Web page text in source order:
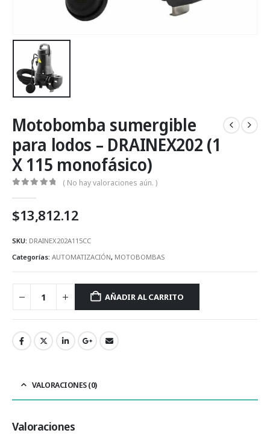
Motobomba sumergible
para lodos – DRAINEX202 (1
X 115 monofásico)
( No hay valoraciones aún. )
$13,812.12
SKU: DRAINEX202A115CC
Categorías: AUTOMATIZACIÓN, MOTOBOMBAS
AÑADIR AL CARRITO
VALORACIONES (0)
Valoraciones